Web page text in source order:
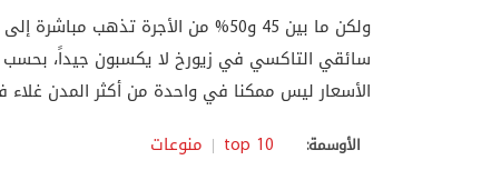
ولكن ما بين 45 و50% من الأجرة
سائقي التاكسي في زيورخ لا يكسبون جيداً، بحسب
الأسعار ليس ممكنا في واحدة من أكثر المدن غلاء
الأوسمة: top 10 منوعات